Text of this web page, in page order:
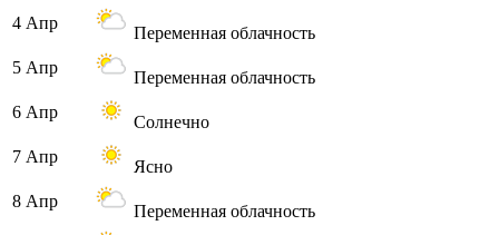
4 Апр
Переменная облачность
5 Апр
Переменная облачность
6 Апр
Солнечно
7 Апр
Ясно
8 Апр
Переменная облачность